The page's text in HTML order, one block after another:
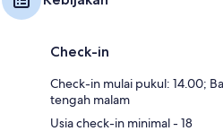
Check-in
Check-in mulai pukul: 14.00;
tengah malam
Usia check-in minimal - 18